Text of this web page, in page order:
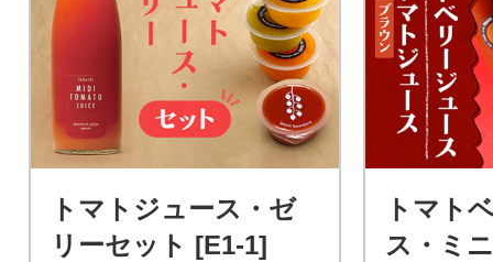
トマトジュース・ゼ
リーセット [E1-1]
トマト
ス・ミ